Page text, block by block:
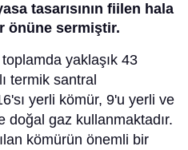
tasarısının fiilen hala
önüne sermiştir.
yaklaşık 43
termik santral
yerli kömür, 9'u yerli ve
doğal gaz kullanmaktadır.
kömürün önemli bir